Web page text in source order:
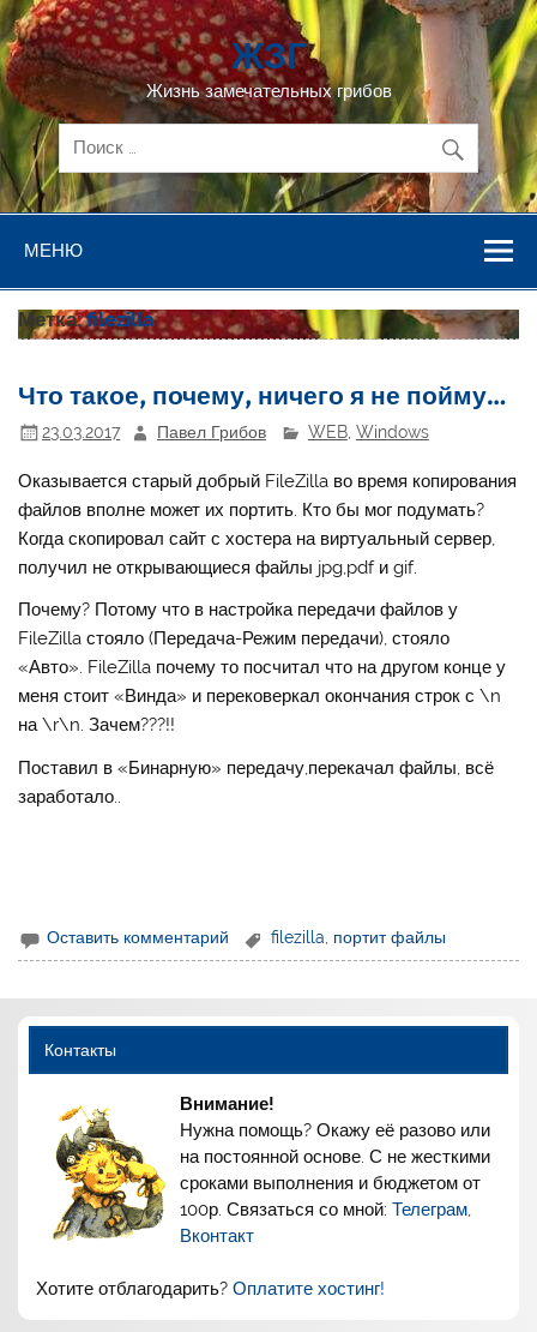
Перейти
к
содержимому
ЖЗГ
Жизнь замечательных грибов
МЕНЮ
Метка:filezilla
Что такое, почему, ничего я не пойму…
23.03.2017 Павел Грибов WEB, Windows
Оказывается старый добрый FileZilla во время копирования
файлов вполне может их портить. Кто бы мог подумать?
Когда скопировал сайт с хостера на виртуальный сервер,
получил не открывающиеся файлы jpg,pdf и gif.
Почему? Потому что в настройка передачи файлов у
FileZilla стояло (Передача-Режим передачи), стояло
«Авто». FileZilla почему то посчитал что на другом конце у
меня стоит «Винда» и перековеркал окончания строк с \n
на \r\n. Зачем???!!
Поставил в «Бинарную» передачу,перекачал файлы, всё
заработало..
Оставить комментарий filezilla, портит файлы
Контакты
Внимание!
Нужна помощь? Окажу её разово или
на постоянной основе. С не жесткими
сроками выполнения и бюджетом от
100р. Связаться со мной:Телеграм,
Вконтакт
Хотите отблагодарить?Оплатите хостинг!